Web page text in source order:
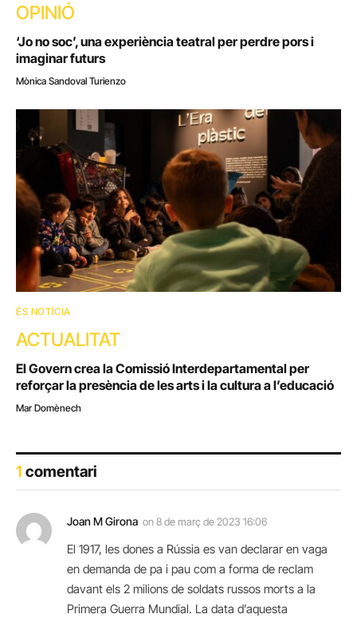
OPINIÓ
‘Jo no soc’, una experiència teatral per perdre pors i
imaginar futurs
Mònica Sandoval Turienzo
ÉS NOTÍCIA
ACTUALITAT
El Govern crea la Comissió Interdepartamental per
reforçar la presència de les arts i la cultura a l’educació
Mar Domènech
1 comentari
Joan M Girona on8 de març de 2023 16:06
El 1917, les dones a Rússia es van declarar en vaga
en demanda de pa i pau com a forma de reclam
davant els 2 milions de soldats russos morts a la
Primera Guerra Mundial. La data d’aquesta